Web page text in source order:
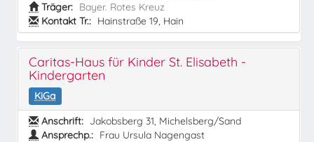
Träger: Bayer. Rotes Kreuz
Kontakt Tr.: Hainstraße 19, Hain
Caritas-Haus für Kinder St. Elisabeth -
Kindergarten
KiGa
Anschrift: Jakobsberg 31, Michelsberg/Sand
Ansprechp.: Frau Ursula Nagengast